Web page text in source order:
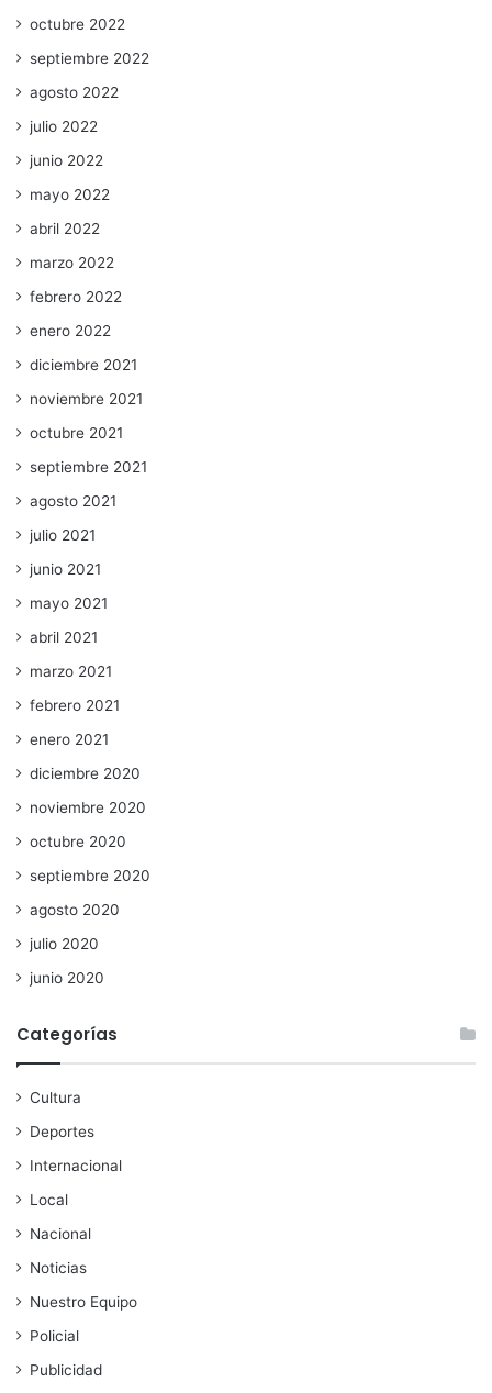
octubre 2022
septiembre 2022
agosto 2022
julio 2022
junio 2022
mayo 2022
abril 2022
marzo 2022
febrero 2022
enero 2022
diciembre 2021
noviembre 2021
octubre 2021
septiembre 2021
agosto 2021
julio 2021
junio 2021
mayo 2021
abril 2021
marzo 2021
febrero 2021
enero 2021
diciembre 2020
noviembre 2020
octubre 2020
septiembre 2020
agosto 2020
julio 2020
junio 2020
Categorías
Cultura
Deportes
Internacional
Local
Nacional
Noticias
Nuestro Equipo
Policial
Publicidad